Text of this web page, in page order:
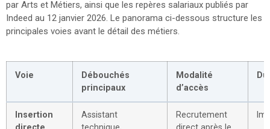
par Arts et Métiers, ainsi que les repères salariaux publiés par
Indeed au 12 janvier 2026. Le panorama ci-dessous structure les
principales voies avant le détail des métiers.
Voie
Débouchés
principaux
Modalité
d’accès
Insertion
Assistant
Recrutement